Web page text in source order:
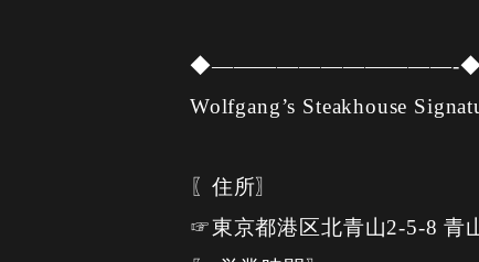
◆———————————-
Wolfgang’s Steakhouse
〖住所〗
☞東京都港区北青山2-5-8 青